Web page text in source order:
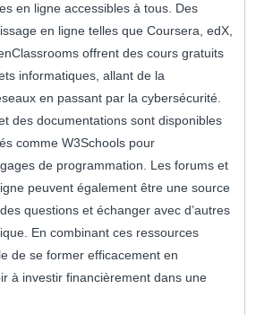
en ligne accessibles à tous. Des
en ligne telles que Coursera, edX,
offrent des cours gratuits
informatiques, allant de la
en passant par la cybersécurité.
des documentations sont disponibles
comme W3Schools pour
de programmation. Les forums et
peuvent également être une source
questions et échanger avec d’autres
En combinant ces ressources
de se former efficacement en
à investir financièrement dans une